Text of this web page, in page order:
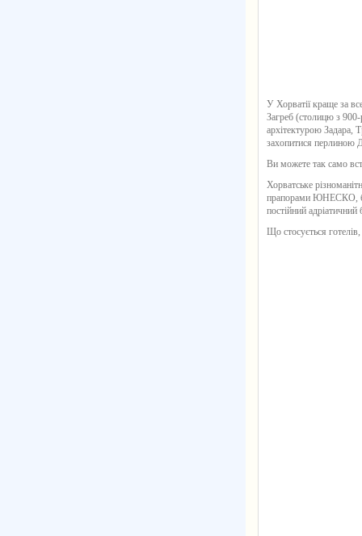
У Хорватії краще за
Загреб (столицю з 900-
архітектурою Задара,
захопитися перлиною
Ви можете так само
Хорватське
прапорами ЮНЕСКО,
постійний
Що стосується